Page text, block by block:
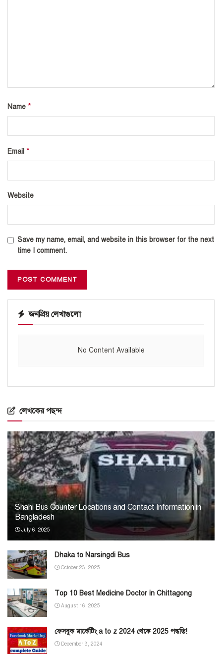
Name *
Email *
Website
Save my name, email, and website in this browser for the next
time I comment.
জনপ্রিয় লেখাগুলো
No Content Available
লেখকের পছন্দ
Shahi Bus Counter Locations and Contact Information in
Bangladesh
July 6, 2025
Dhaka to Narsingdi Bus
October 23, 2025
Top 10 Best Medicine Doctor in Chittagong
August 16, 2025
ফেসবুক মার্কেটিং a to z 2024 থেকে 2025 পদ্ধতি!
December 3, 2024